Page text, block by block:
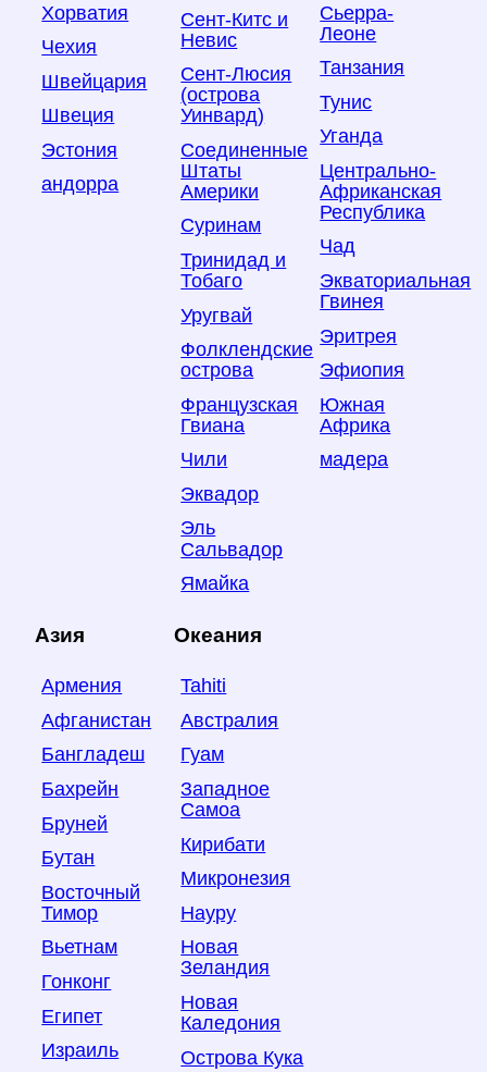
Хорватия
Чехия
Швейцария
Швеция
Эстония
андорра
Сент-Китс и
Невис
Сент-Люсия
(острова
Уинвард)
Соединенные
Штаты
Америки
Суринам
Тринидад и
Тобаго
Уругвай
Фолклендские
острова
Французская
Гвиана
Чили
Эквадор
Эль
Сальвадор
Ямайка
Сьерра-
Леоне
Танзания
Тунис
Уганда
Центрально-
Африканская
Республика
Чад
Экваториальная
Гвинея
Эритрея
Эфиопия
Южная
Африка
мадера
Азия
Армения
Афганистан
Бангладеш
Бахрейн
Бруней
Бутан
Восточный
Тимор
Вьетнам
Гонконг
Египет
Израиль
Океания
Tahiti
Австралия
Гуам
Западное
Самоа
Кирибати
Микронезия
Науру
Новая
Зеландия
Новая
Каледония
Острова Кука